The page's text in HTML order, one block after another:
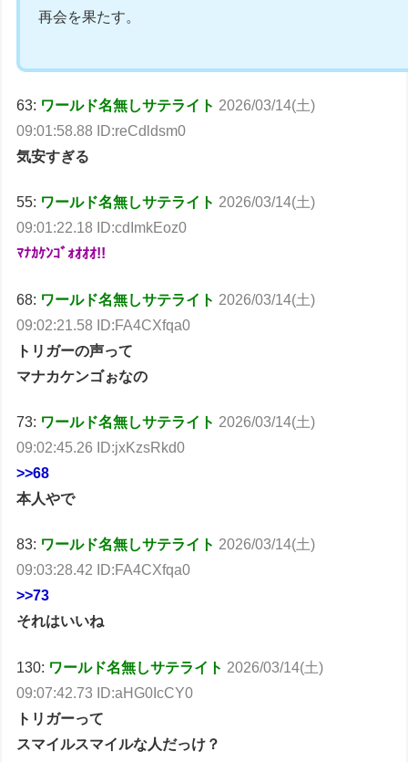
再会を果たす。
63: ワールド名無しサテライト 2026/03/14(土)
09:01:58.88 ID:reCdldsm0
気安すぎる
55: ワールド名無しサテライト 2026/03/14(土)
09:01:22.18 ID:cdImkEoz0
ﾏﾅｶｹﾝｺﾞｫｵｵｵ!!
68: ワールド名無しサテライト 2026/03/14(土)
09:02:21.58 ID:FA4CXfqa0
トリガーの声って
マナカケンゴぉなの
73: ワールド名無しサテライト 2026/03/14(土)
09:02:45.26 ID:jxKzsRkd0
>>68
本人やで
83: ワールド名無しサテライト 2026/03/14(土)
09:03:28.42 ID:FA4CXfqa0
>>73
それはいいね
130: ワールド名無しサテライト 2026/03/14(土)
09:07:42.73 ID:aHG0IcCY0
トリガーって
スマイルスマイルな人だっけ？